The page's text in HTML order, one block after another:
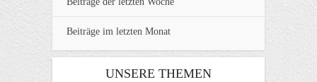
Beiträge im letzten Monat
UNSERE THEMEN